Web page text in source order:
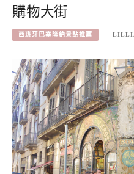
購物大街
西班牙巴塞隆納景點推薦